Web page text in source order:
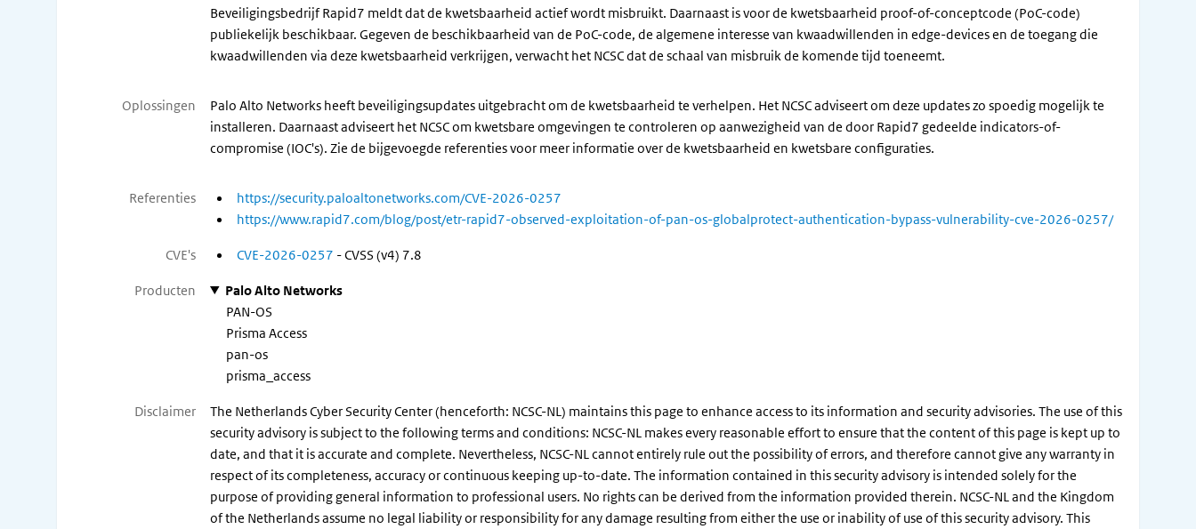
Beveiligingsbedrijf Rapid7 meldt dat de kwetsbaarheid actief wordt misbruikt. Daarnaast is voor de kwetsbaarheid proof-of-conceptcode (PoC-code)
publiekelijk beschikbaar. Gegeven de beschikbaarheid van de PoC-code, de algemene interesse van kwaadwillenden in edge-devices en de toegang die
kwaadwillenden via deze kwetsbaarheid verkrijgen, verwacht het NCSC dat de schaal van misbruik de komende tijd toeneemt.
Oplossingen
Palo Alto Networks heeft beveiligingsupdates uitgebracht om de kwetsbaarheid te verhelpen. Het NCSC adviseert om deze updates zo spoedig mogelijk te
installeren. Daarnaast adviseert het NCSC om kwetsbare omgevingen te controleren op aanwezigheid van de door Rapid7 gedeelde indicators-of-
compromise (IOC's). Zie de bijgevoegde referenties voor meer informatie over de kwetsbaarheid en kwetsbare configuraties.
Referenties
https://security.paloaltonetworks.com/CVE-2026-0257
https://www.rapid7.com/blog/post/etr-rapid7-observed-exploitation-of-pan-os-globalprotect-authentication-bypass-vulnerability-cve-2026-0257/
CVE's CVE-2026-0257 - CVSS (v4) 7.8
Producten
Palo Alto Networks
PAN-OS
Prisma Access
pan-os
prisma_access
Disclaimer
The Netherlands Cyber Security Center (henceforth: NCSC-NL) maintains this page to enhance access to its information and security advisories. The use of this
security advisory is subject to the following terms and conditions: NCSC-NL makes every reasonable effort to ensure that the content of this page is kept up to
date, and that it is accurate and complete. Nevertheless, NCSC-NL cannot entirely rule out the possibility of errors, and therefore cannot give any warranty in
respect of its completeness, accuracy or continuous keeping up-to-date. The information contained in this security advisory is intended solely for the
purpose of providing general information to professional users. No rights can be derived from the information provided therein. NCSC-NL and the Kingdom
of the Netherlands assume no legal liability or responsibility for any damage resulting from either the use or inability of use of this security advisory. This